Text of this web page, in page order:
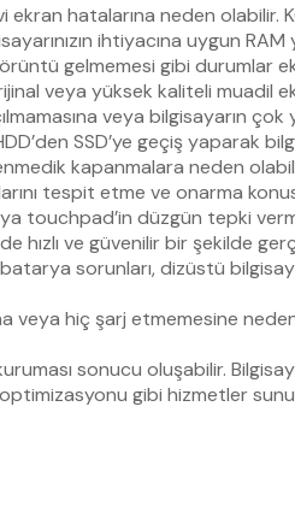
ekran hatalarına neden olabilir.
ihtiyacına uygun
gelmemesi gibi durumlar
veya yüksek kaliteli muadil
veya bilgisayarın
SSD’ye geçiş yaparak
kapanmalara neden
tespit etme ve onarma
touchpad’in düzgün tepki
hızlı ve güvenilir bir şekilde
sorunları, dizüstü
veya hiç şarj etmemesine
sonucu oluşabilir.
gibi hizmetler